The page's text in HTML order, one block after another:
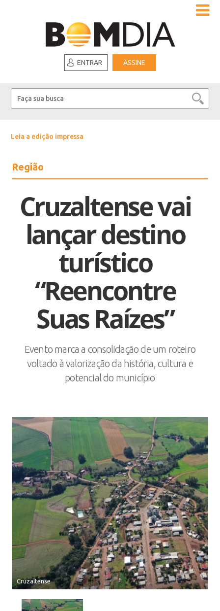
ENTRAR ASSINE
Leia a edição impressa
Região
Cruzaltense vai
lançar destino
turístico
“Reencontre
Suas Raízes”
Evento marca a consolidação de um roteiro
voltado à valorização da história, cultura e
potencial do município
Cruzaltense